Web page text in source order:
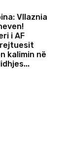
Vllaznia
i AF
kalimin në